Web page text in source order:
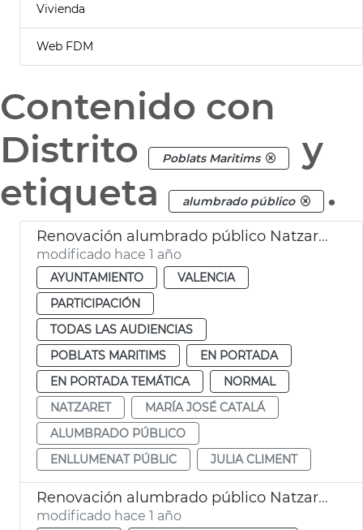
Vivienda
Web FDM
Contenido con
Distrito
Poblats Maritims
y
etiqueta
alumbrado público .
Renovación alumbrado público Natzaret
modificado hace 1 año
AYUNTAMIENTO
VALENCIA
PARTICIPACIÓN
TODAS LAS AUDIENCIAS
POBLATS MARITIMS
EN PORTADA
EN PORTADA TEMÁTICA
NORMAL
NATZARET
MARÍA JOSÉ CATALÁ
ALUMBRADO PÚBLICO
ENLLUMENAT PÚBLIC
JULIA CLIMENT
Renovación alumbrado público Natzaret
modificado hace 1 año